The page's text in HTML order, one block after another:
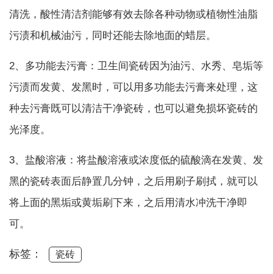
清洗，酸性清洁剂能够有效去除各种动物或植物性油脂
污渍和机械油污，同时还能去除地面的蜡层。
2、多功能去污膏：卫生间瓷砖因为油污、水秀、皂垢等
污渍而发黄、发黑时，可以用多功能去污膏来处理，这
种去污膏既可以清洁干净瓷砖，也可以避免损坏瓷砖的
光泽度。
3、盐酸溶液：将盐酸溶液或浓度低的硫酸滴在发黄、发
黑的瓷砖表面后静置几分钟，之后用刷子刷拭，就可以
将上面的黑垢或黄垢刷下来，之后用清水冲洗干净即
可。
标签： 瓷砖